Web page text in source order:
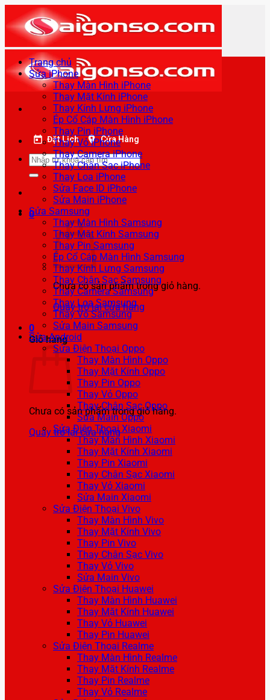
qua
nội
dung
Đặt Lịch Cửa Hàng
Tìm
kiếm:
0
Chưa có sản phẩm trong giỏ hàng.
Quay trở lại cửa hàng
0
Giỏ hàng
Chưa có sản phẩm trong giỏ hàng.
Quay trở lại cửa hàng
Trang chủ
Sửa iPhone
Thay Màn Hình iPhone
Thay Mặt Kính iPhone
Thay Kính Lưng iPhone
Ép Cổ Cáp Màn Hình iPhone
Thay Pin iPhone
Thay Vỏ iPhone
Thay Camera iPhone
Thay Chân Sạc iPhone
Thay Loa iPhone
Sửa Face ID iPhone
Sửa Main iPhone
Sửa Samsung
Thay Màn Hình Samsung
Thay Mặt Kính Samsung
Thay Pin Samsung
Ép Cổ Cáp Màn Hình Samsung
Thay Kính Lưng Samsung
Thay Chân Sạc Samsung
Thay Camera Samsung
Thay Loa Samsung
Thay Vỏ Samsung
Sửa Main Samsung
Sửa Android
Sửa Điện Thoại Oppo
Thay Màn Hình Oppo
Thay Mặt Kính Oppo
Thay Pin Oppo
Thay Vỏ Oppo
Thay Chân Sạc Oppo
Sửa Main Oppo
Sửa Điện Thoại Xiaomi
Thay Màn Hình Xiaomi
Thay Mặt Kính Xiaomi
Thay Pin Xiaomi
Thay Chân Sạc Xiaomi
Thay Vỏ Xiaomi
Sửa Main Xiaomi
Sửa Điện Thoại Vivo
Thay Màn Hình Vivo
Thay Mặt Kính Vivo
Thay Pin Vivo
Thay Chân Sạc Vivo
Thay Vỏ Vivo
Sửa Main Vivo
Sửa Điện Thoại Huawei
Thay Màn Hình Huawei
Thay Mặt Kính Huawei
Thay Vỏ Huawei
Thay Pin Huawei
Sửa Điện Thoại Realme
Thay Màn Hình Realme
Thay Mặt Kính Realme
Thay Pin Realme
Thay Vỏ Realme